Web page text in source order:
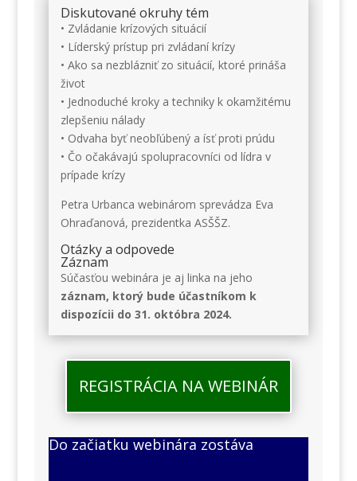
Diskutované okruhy tém
• Zvládanie krízových situácií
• Líderský prístup pri zvládaní krízy
• Ako sa nezblázniť zo situácií, ktoré prináša
život
• Jednoduché kroky a techniky k okamžitému
zlepšeniu nálady
• Odvaha byť neobľúbený a ísť proti prúdu
• Čo očakávajú spolupracovníci od lídra v
prípade krízy
Petra Urbanca webinárom sprevádza Eva
Ohraďanová, prezidentka ASŠŠZ.
Otázky a odpovede
Záznam
Súčasťou webinára je aj linka na jeho
záznam, ktorý bude účastníkom k
dispozícii do 31. októbra 2024.
REGISTRÁCIA NA WEBINÁR
Do začiatku webinára zostáva